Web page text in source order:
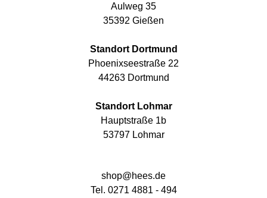
Aulweg 35
35392 Gießen
Standort Dortmund
Phoenixseestraße 22
44263 Dortmund
Standort Lohmar
Hauptstraße 1b
53797 Lohmar
shop@hees.de
Tel. 0271 4881 - 494